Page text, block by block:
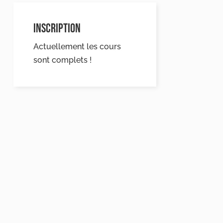
INSCRIPTION
Actuellement les cours
sont complets !